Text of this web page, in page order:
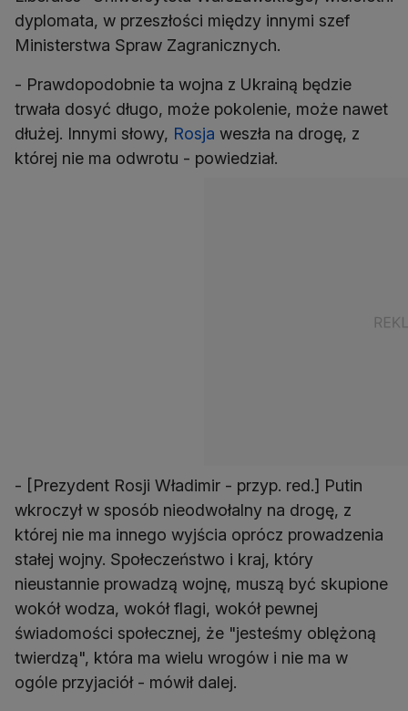
dyplomata, w przeszłości między innymi szef
Ministerstwa Spraw Zagranicznych.
- Prawdopodobnie ta wojna z Ukrainą będzie
trwała dosyć długo, może pokolenie, może nawet
dłużej. Innymi słowy, Rosja weszła na drogę, z
której nie ma odwrotu - powiedział.
- [Prezydent Rosji Władimir - przyp. red.] Putin
wkroczył w sposób nieodwołalny na drogę, z
której nie ma innego wyjścia oprócz prowadzenia
stałej wojny. Społeczeństwo i kraj, który
nieustannie prowadzą wojnę, muszą być skupione
wokół wodza, wokół flagi, wokół pewnej
świadomości społecznej, że "jesteśmy oblężoną
twierdzą", która ma wielu wrogów i nie ma w
ogóle przyjaciół - mówił dalej.